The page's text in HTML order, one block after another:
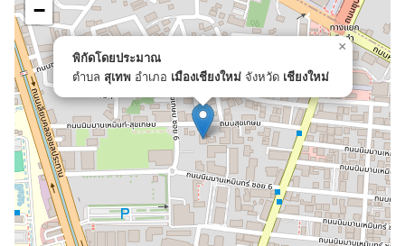
พิกัดโดยประมาณ
ตำบล สุเทพ อำเภอ เมืองเชียงใหม่ จังหวัด เชียงใหม่
×
−